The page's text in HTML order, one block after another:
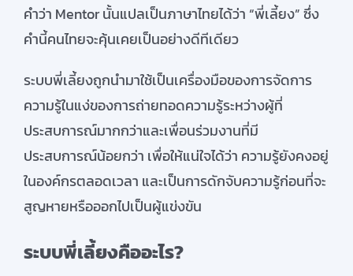
คำว่า Mentor นั้นแปลเป็นภาษาไทยได้ว่า “พี่เลี้ยง” ซึ่ง
คำนี้คนไทยจะคุ้นเคยเป็นอย่างดีทีเดียว
ระบบพี่เลี้ยงถูกนำมาใช้เป็นเครื่องมือของการจัดการ
ความรู้ในแง่ของการถ่ายทอดความรู้ระหว่างผู้ที่
ประสบการณ์มากกว่าและเพื่อนร่วมงานที่มี
ประสบการณ์น้อยกว่า เพื่อให้แน่ใจได้ว่า ความรู้ยังคงอยู่
ในองค์กรตลอดเวลา และเป็นการดักจับความรู้ก่อนที่จะ
สูญหายหรือออกไปเป็นผู้แข่งขัน
ระบบพี่เลี้ยงคืออะไร?